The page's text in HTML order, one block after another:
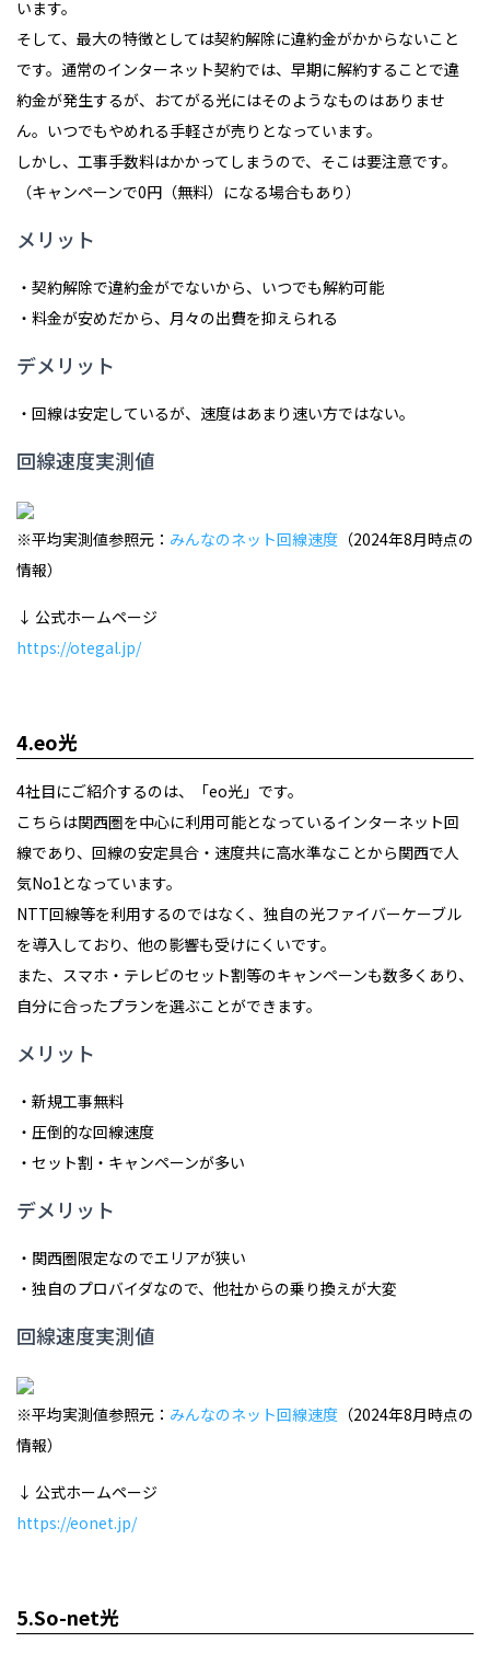
います。
そして、最大の特徴としては契約解除に違約金がかからないこと
です。通常のインターネット契約では、早期に解約することで違
約金が発生するが、おてがる光にはそのようなものはありませ
ん。いつでもやめれる手軽さが売りとなっています。
しかし、工事手数料はかかってしまうので、そこは要注意です。
（キャンペーンで0円（無料）になる場合もあり）
メリット
・契約解除で違約金がでないから、いつでも解約可能
・料金が安めだから、月々の出費を抑えられる
デメリット
・回線は安定しているが、速度はあまり速い方ではない。
回線速度実測値
※平均実測値参照元： みんなのネット回線速度 （2024年8月時点の
情報）
↓ 公式ホームページ
https://otegal.jp/
4.eo光
4社目にご紹介するのは、「eo光」です。
こちらは関西圏を中心に利用可能となっているインターネット回
線であり、回線の安定具合・速度共に高水準なことから関西で人
気No1となっています。
NTT回線等を利用するのではなく、独自の光ファイバーケーブル
を導入しており、他の影響も受けにくいです。
また、スマホ・テレビのセット割等のキャンペーンも数多くあり、
自分に合ったプランを選ぶことができます。
メリット
・新規工事無料
・圧倒的な回線速度
・セット割・キャンペーンが多い
デメリット
・関西圏限定なのでエリアが狭い
・独自のプロバイダなので、他社からの乗り換えが大変
回線速度実測値
※平均実測値参照元： みんなのネット回線速度 （2024年8月時点の
情報）
↓ 公式ホームページ
https://eonet.jp/
5.So-net光